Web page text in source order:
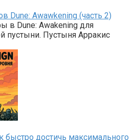
Dune: Awawkening (часть 2)
в Dune: Awakening для
пустыни. Пустыня Арракис
быстро достичь максимального